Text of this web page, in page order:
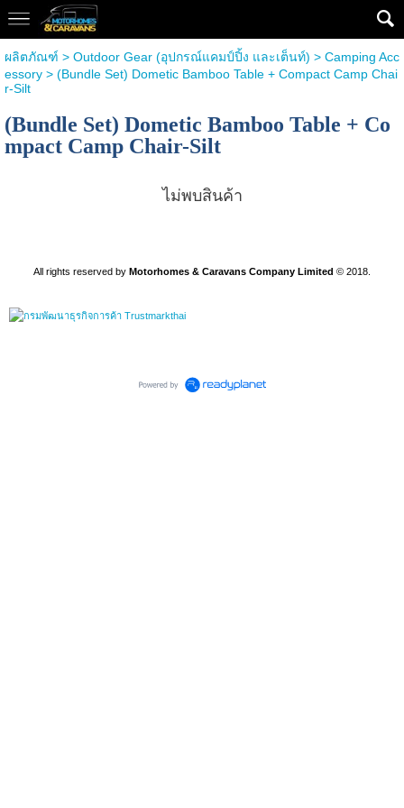
ผลิตภัณฑ์ > Outdoor Gear (อุปกรณ์แคมป์ปิ้ง และเต็นท์) > Camping Acc
essory> (Bundle Set) Dometic Bamboo Table + Compact Camp Chai
r-Silt
(Bundle Set) Dometic Bamboo Table + Co
mpact Camp Chair-Silt
ไม่พบสินค้า
All rights reserved by Motorhomes & Caravans Company Limited © 2018.